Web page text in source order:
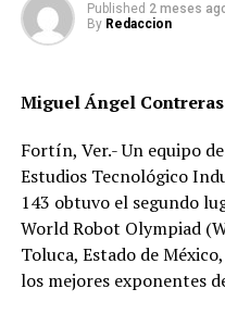
RELATED TOPICS:
ANTES
Elimina Toronto al León
Published 2 meses
By Redaccion
Miguel Ángel
Fortín, Ver.- Un equipo
Estudios Tecnológico
143 obtuvo el segundo
World Robot Olympiad
Toluca, Estado de
los mejores exponentes